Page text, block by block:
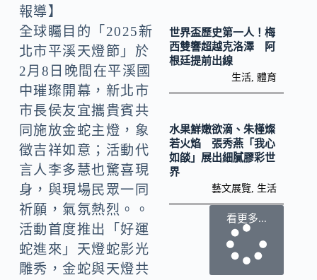
報導】
全球矚目的「2025新
北市平溪天燈節」於
2月8日晚間在平溪國
中璀璨開幕，新北市
市長侯友宜攜貴賓共
同施放金蛇主燈，象
徵吉祥如意；活動代
言人李多慧也驚喜現
身，與現場民眾一同
祈願，氣氛熱烈。。
活動首度推出「好運
蛇進來」天燈蛇影光
雕秀，金蛇與天燈共
世界盃歷史第一人！梅
西雙響超越克洛澤 阿
根廷提前出線
生活 ,體育
水果鮮嫩欲滴、朱槿燦
若火焰 張秀燕「我心
如燄」展出細膩膠彩世
界
藝文展覽 生活
看更多...